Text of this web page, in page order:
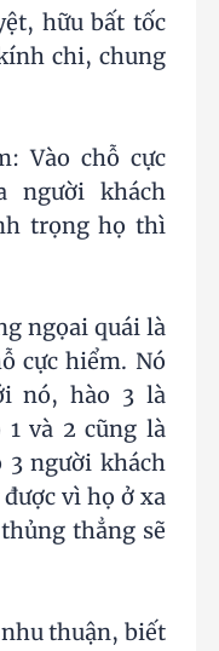
hữu bất tốc
chi, chung
Vào chỗ cực
người khách
trọng họ thì
ngọai quái là
cực hiểm. Nó
nó, hào 3 là
và 2 cũng là
3 người khách
vì họ ở xa
thẳng sẽ
thuận, biết